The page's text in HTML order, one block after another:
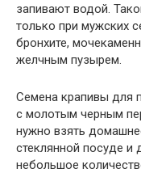
запивают водой.
только при мужских
бронхите,
желчным пузырем.
Семена крапивы для
с молотым черным
нужно взять
стеклянной посуде и
небольшое